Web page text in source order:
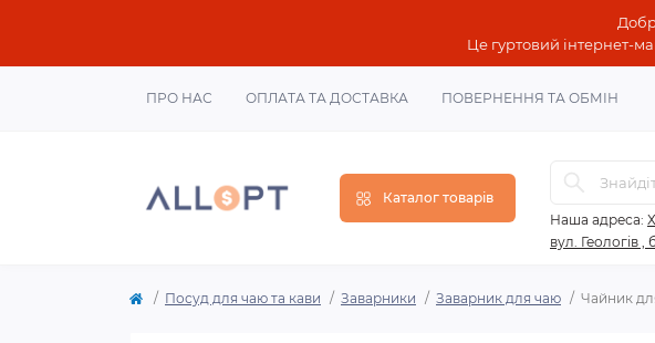
Це гуртовий інтернет-
ПРО НАС ОПЛАТА ТА ДОСТАВКА ПОВЕРНЕННЯ ТА ОБМІН
Каталог товарів
Наша адреса:
вул. Геологів ,
Посуд для чаю та кави Заварники Заварник для чаю Чайник